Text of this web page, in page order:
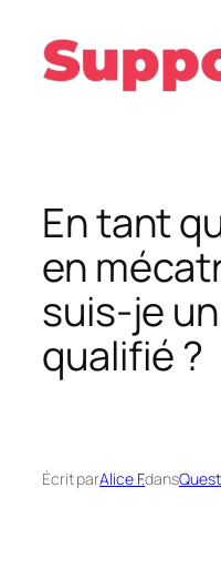
contenu
En tant
en
suis-je
qualifié ?
Écrit parAlice F.dans